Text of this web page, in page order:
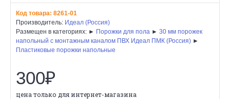
Код товара: 8261-01
Производитель: Идеал (Россия)
Размещен в категориях: ► Порожки для пола ► 30 мм порожек
напольный с монтажным каналом ПВХ Идеал ПМК (Россия) ►
Пластиковые порожки напольные
300₽
цена только для интернет-магазина